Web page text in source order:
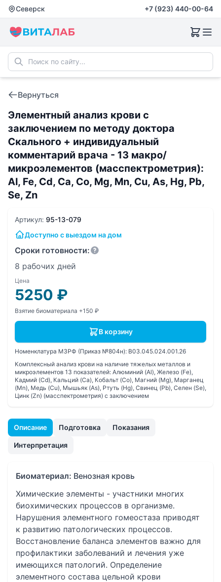
Северск +7 (923) 440-00-64
Вернуться
Элементный анализ крови с
заключением по методу доктора
Скального + индивидуальный
комментарий врача - 13 макро/
микроэлементов (масспектрометрия):
Al, Fe, Cd, Ca, Co, Mg, Mn, Сu, As, Hg, Pb,
Se, Zn
Описание Подготовка Показания
Интерпретация
Биоматериал: Венозная кровь
Химические элементы - участники многих
биохимических процессов в организме.
Нарушения элементного гомеостаза приводят
к развитию патологических процессов.
Восстановление баланса элементов важно для
профилактики заболеваний и лечения уже
имеющихся патологий. Определение
элементного состава цельной крови
Артикул: 95-13-079
Доступно с выездом на дом
Сроки готовности:
8 рабочих дней
Цена
5250 ₽
Взятие биоматериала +150 ₽
В корзину
Номенклатура МЗРФ (Приказ №804н): B03.045.024.001.26
Комплексный анализ крови на наличие тяжелых металлов и
микроэлементов 13 показателей: Алюминий (Al), Железо (Fe),
Кадмий (Cd), Кальций (Ca), Кобальт (Co), Магний (Mg), Марганец
(Mn), Медь (Cu), Мышьяк (As), Ртуть (Hg), Свинец (Pb), Селен (Se),
Цинк (Zn) (масспектрометрия) с заключением